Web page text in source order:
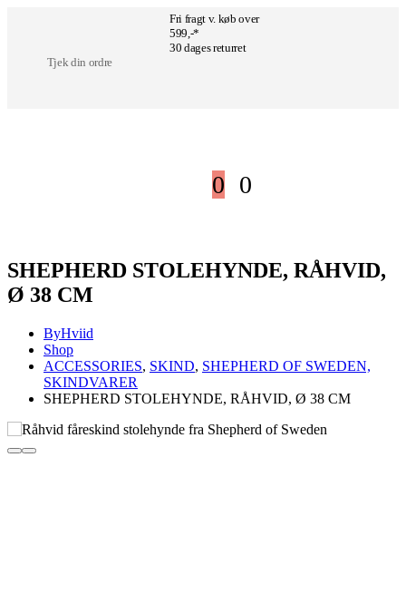
Fri fragt v. køb over
599,-*
30 dages returret
Tjek din ordre
0 0
SHEPHERD STOLEHYNDE, RÅHVID,
Ø 38 CM
ByHviid
Shop
ACCESSORIES, SKIND, SHEPHERD OF SWEDEN,
SKINDVARER
SHEPHERD STOLEHYNDE, RÅHVID, Ø 38 CM